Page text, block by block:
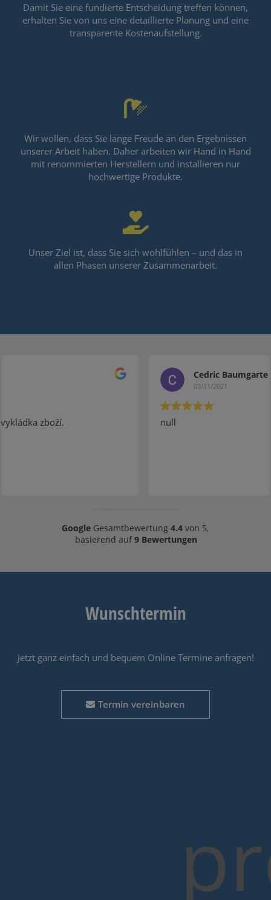
Damit Sie eine fundierte Entscheidung treffen können,
erhalten Sie von uns eine detaillierte Planung und eine
transparente Kostenaufstellung.
Wir wollen, dass Sie lange Freude an den Ergebnissen
unserer Arbeit haben. Daher arbeiten wir Hand in Hand
mit renommierten Herstellern und installieren nur
hochwertige Produkte.
Unser Ziel ist, dass Sie sich wohlfühlen – und das in
allen Phasen unserer Zusammenarbeit.
Cedric Baumgarte
null
GoogleGesamtbewertung 4.4von 5,
basierend auf 9 Bewertungen
Wunschtermin
Jetzt ganz einfach und bequem Online Termine anfragen!
Termin vereinbaren